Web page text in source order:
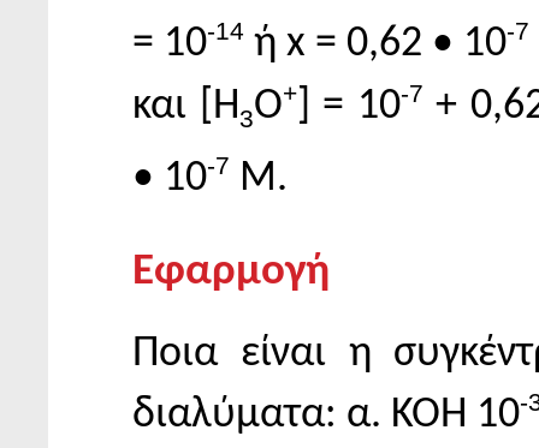
= 10-14 ή x = 0,62 • 10-7
και [H3Ο+] = 10-7 +
• 10-7 Μ.
Εφαρμογή
Ποια είναι η
διαλύματα: α. ΚΟΗ 10-